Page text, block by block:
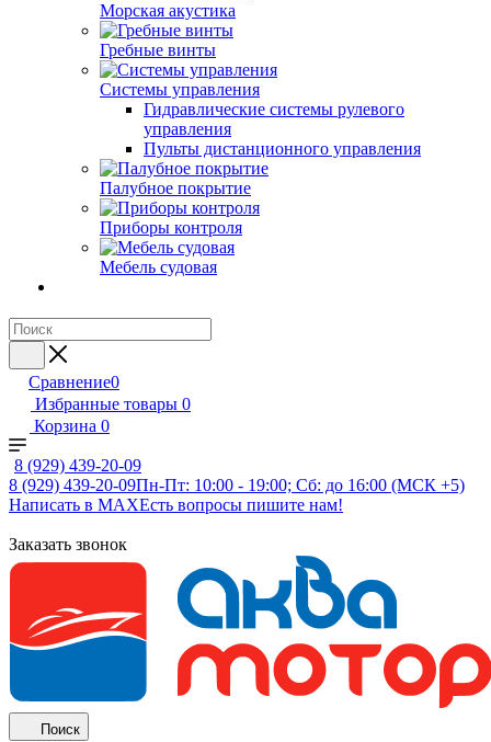
Морская акустика
Гребные винты
Системы управления
Гидравлические системы рулевого
управления
Пульты дистанционного управления
Палубное покрытие
Приборы контроля
Мебель судовая
Сравнение0
Избранные товары 0
Корзина 0
8 (929) 439-20-09
8 (929) 439-20-09Пн-Пт: 10:00 - 19:00; Сб: до 16:00 (МСК +5)
Написать в MAXЕсть вопросы пишите нам!
Заказать звонок
Поиск